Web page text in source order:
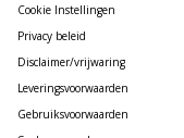
Cookie Instellingen
Privacy beleid
Disclaimer/vrijwaring
Leveringsvoorwaarden
Gebruiksvoorwaarden